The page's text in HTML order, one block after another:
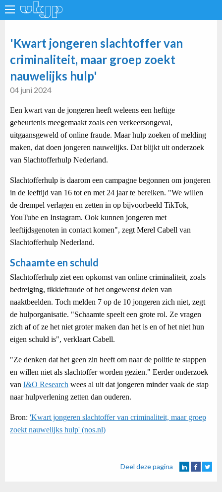
'Kwart jongeren slachtoffer van
criminaliteit, maar groep zoekt
nauwelijks hulp'
04 juni 2024
Een kwart van de jongeren heeft weleens een heftige
gebeurtenis meegemaakt zoals een verkeersongeval,
uitgaansgeweld of online fraude. Maar hulp zoeken of melding
maken, dat doen jongeren nauwelijks. Dat blijkt uit onderzoek
van Slachtofferhulp Nederland.
Slachtofferhulp is daarom een campagne begonnen om jongeren
in de leeftijd van 16 tot en met 24 jaar te bereiken. "We willen
de drempel verlagen en zetten in op bijvoorbeeld TikTok,
YouTube en Instagram. Ook kunnen jongeren met
leeftijdsgenoten in contact komen", zegt Merel Cabell van
Slachtofferhulp Nederland.
Schaamte en schuld
Slachtofferhulp ziet een opkomst van online criminaliteit, zoals
bedreiging, tikkiefraude of het ongewenst delen van
naaktbeelden. Toch melden 7 op de 10 jongeren zich niet, zegt
de hulporganisatie. "Schaamte speelt een grote rol. Ze vragen
zich af of ze het niet groter maken dan het is en of het niet hun
eigen schuld is", verklaart Cabell.
"Ze denken dat het geen zin heeft om naar de politie te stappen
en willen niet als slachtoffer worden gezien." Eerder onderzoek
van I&O Research wees al uit dat jongeren minder vaak de stap
naar hulpverlening zetten dan ouderen.
Bron: 'Kwart jongeren slachtoffer van criminaliteit, maar groep
zoekt nauwelijks hulp' (nos.nl)
Deel deze pagina